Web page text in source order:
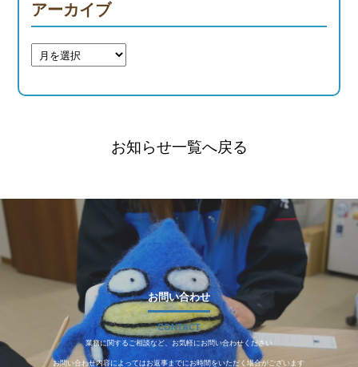
アーカイブ
お知らせ一覧へ戻る
お問い合わせ
CONTACT
業務に関するご相談など、お気軽にお問い合わせください
お問い合わせ内容によってはお返事までにお時間をいただく場合がございます